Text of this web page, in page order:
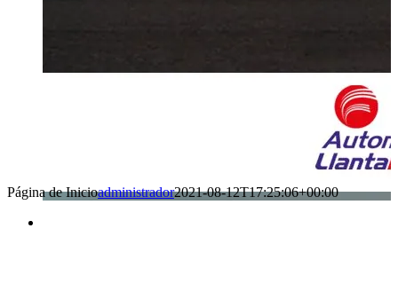
Página de Inicioadministrador2021-08-12T17:25:06+00:00